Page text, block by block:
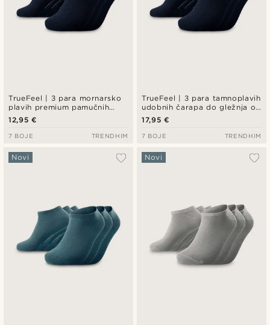
TrueFeel | 3 para mornarsko
plavih premium pamučnih
čarapa do gležnja
12,95 €
7 BOJE TRENDHIM
TrueFeel | 3 para tamnoplavih
udobnih čarapa do gležnja od
bambusa
17,95 €
7 BOJE TRENDHIM
Novi Novi